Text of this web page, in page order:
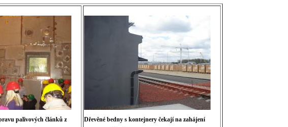
palivových článků z
Dřevěné bedny s kontejnery čekají na zahájení